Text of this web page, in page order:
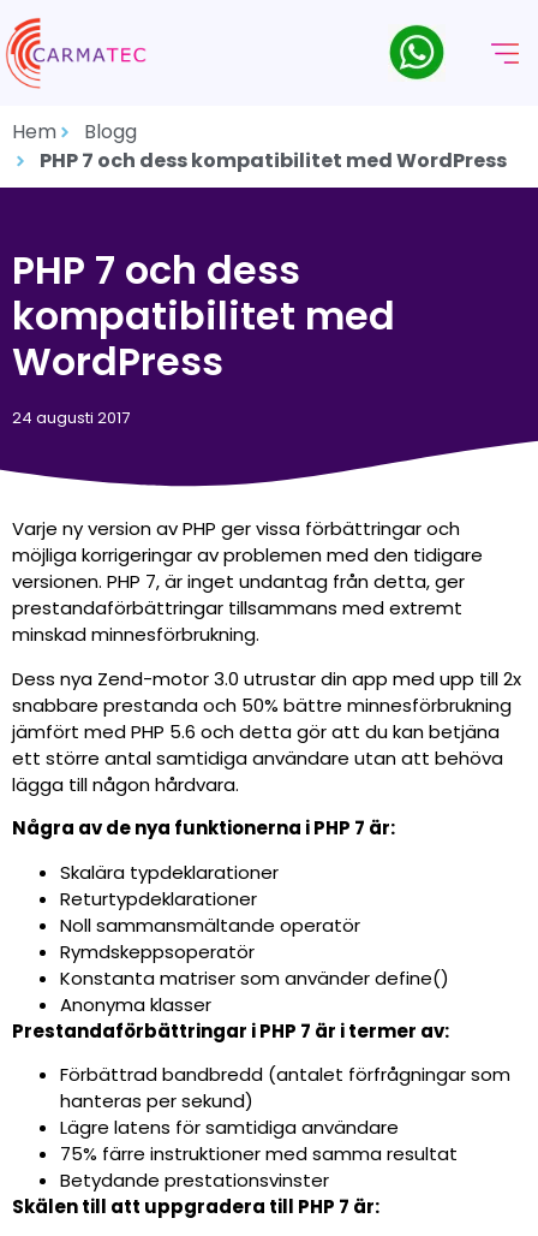
Hem
Blogg
PHP 7 och dess kompatibilitet med WordPress
PHP 7 och dess
kompatibilitet med
WordPress
24 augusti 2017
Varje ny version av PHP ger vissa förbättringar och
möjliga korrigeringar av problemen med den tidigare
versionen. PHP 7, är inget undantag från detta, ger
prestandaförbättringar tillsammans med extremt
minskad minnesförbrukning.
Dess nya Zend-motor 3.0 utrustar din app med upp till 2x
snabbare prestanda och 50% bättre minnesförbrukning
jämfört med PHP 5.6 och detta gör att du kan betjäna
ett större antal samtidiga användare utan att behöva
lägga till någon hårdvara.
Några av de nya funktionerna i PHP 7 är:
Skalära typdeklarationer
Returtypdeklarationer
Noll sammansmältande operatör
Rymdskeppsoperatör
Konstanta matriser som använder define()
Anonyma klasser
Prestandaförbättringar i PHP 7 är i termer av:
Förbättrad bandbredd (antalet förfrågningar som
hanteras per sekund)
Lägre latens för samtidiga användare
75% färre instruktioner med samma resultat
Betydande prestationsvinster
Skälen till att uppgradera till PHP 7 är: